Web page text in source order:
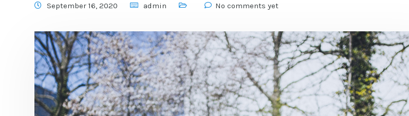
September 16, 2020 admin No comments yet